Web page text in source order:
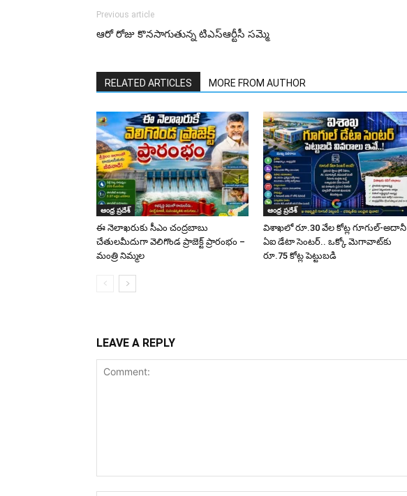
Previous article
ఆరో రోజు కొనసాగుతున్న టిఎస్ఆర్టీసీ సమ్మె
RELATED ARTICLES MORE FROM AUTHOR
ఆంధ్ర ప్రదేశ్
ఈ నెలాఖరుకు సీఎం చంద్రబాబు
చేతులమీదుగా వెలిగొండ ప్రాజెక్ట్‌ ప్రారంభం –
మంత్రి నిమ్మల
ఆంధ్ర ప్రదేశ్
విశాఖలో రూ.30 వేల కోట్ల గూగుల్-అదానీ
ఏఐ డేటా సెంటర్.. ఒక్కో మెగావాట్‌కు
రూ.75 కోట్ల పెట్టుబడి
LEAVE A REPLY